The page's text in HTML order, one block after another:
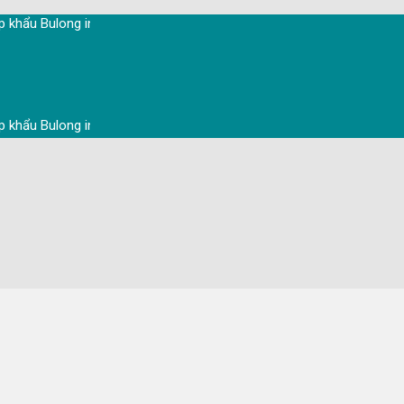
Bulong inox, Ốc vít inox, Thanh ren inox, Nở đạn inox, Tắc kê nở
Bulong inox, Ốc vít inox, Thanh ren inox, Nở đạn inox, Tắc kê nở